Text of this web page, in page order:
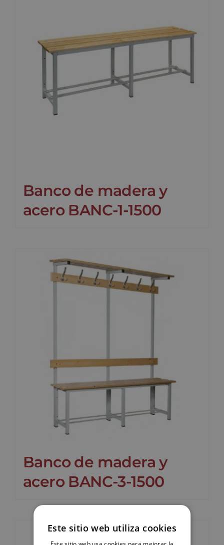
Banco de madera y
acero BANC-1-1500
Banco de madera y
acero BANC-3-1500
Este sitio web utiliza cookies